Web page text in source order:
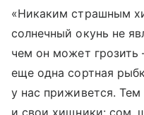
«Никаким страшным
солнечный окунь не
чем он может
еще одна сортная
у нас приживется. Тем
и свои хищники: сом,